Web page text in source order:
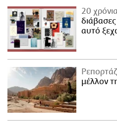
20
αυτό
Ρεπορτάζ
μέλλον